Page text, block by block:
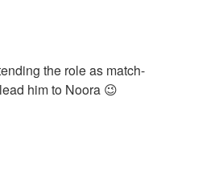
the role as match-
him to Noora 😉